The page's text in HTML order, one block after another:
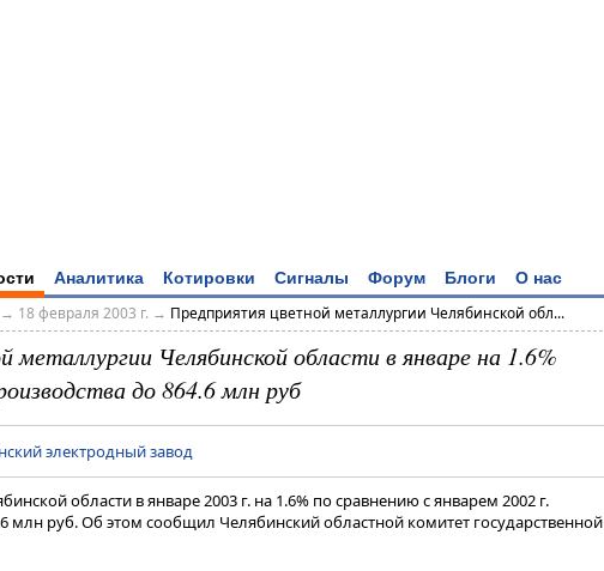
Аналитика Котировки Сигналы Форум Блоги О нас
→ 18 февраля 2003 г. → Предприятия цветной металлургии Челябинской обл...
металлургии Челябинской области в январе на 1.6%
до 864.6 млн руб
электродный завод
области в январе 2003 г. на 1.6% по сравнению с январем 2002 г.
млн руб. Об этом сообщил Челябинский областной комитет государственной